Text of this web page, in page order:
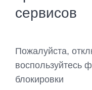
сервисов
Пожалуйста,
воспользуйтесь
блокировки